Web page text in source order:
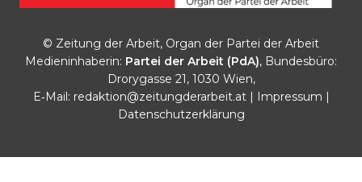
© Zeitung der Arbeit, Organ der Partei der Arbeit
Medieninhaberin: Partei der Arbeit (PdA), Bundesbüro:
Drorygasse 21, 1030 Wien,
E‑Mail: redaktion@zeitungderarbeit.at| Impressum |
Datenschutzerklärung